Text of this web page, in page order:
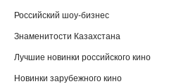
Российский шоу-бизнес
Знаменитости Казахстана
Лучшие новинки российского кино
Новинки зарубежного кино